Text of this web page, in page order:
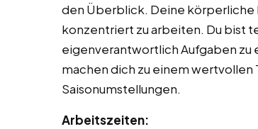
den Überblick. Deine körperliche
konzentriert zu arbeiten. Du bist
eigenverantwortlich Aufgaben
machen dich zu einem
Saisonumstellungen.
Arbeitszeiten: